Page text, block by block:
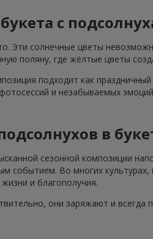
с
Эти солнечные цветы
поляну, где жёлтые цветы
подходит как
и незабываемых
в
сезонной композиции
событием. Во многих
и благополучия.
они заряжают и всегда